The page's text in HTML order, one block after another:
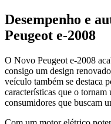
Desempenho e
Peugeot e-2008
O Novo Peugeot e-2008
consigo um design
veículo também se destaca
características que o tornam
consumidores que buscam